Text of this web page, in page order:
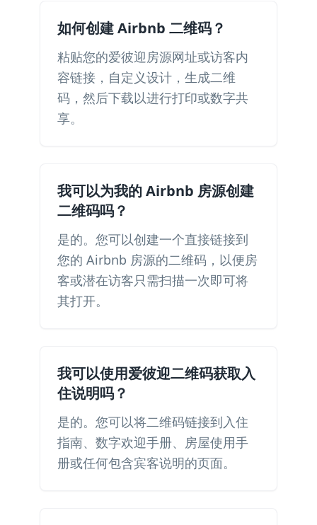
如何创建 Airbnb 二维码？
粘贴您的爱彼迎房源网址或访客内
容链接，自定义设计，生成二维
码，然后下载以进行打印或数字共
享。
我可以为我的 Airbnb 房源创建
二维码吗？
是的。您可以创建一个直接链接到
您的 Airbnb 房源的二维码，以便房
客或潜在访客只需扫描一次即可将
其打开。
我可以使用爱彼迎二维码获取入
住说明吗？
是的。您可以将二维码链接到入住
指南、数字欢迎手册、房屋使用手
册或任何包含宾客说明的页面。